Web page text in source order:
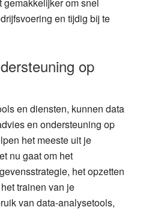
en tijdig bij te
op
en diensten, kunnen data
en ondersteuning op
het meeste uit je
nu gaat om het
het opzetten
trainen van je
van data-analysetools,